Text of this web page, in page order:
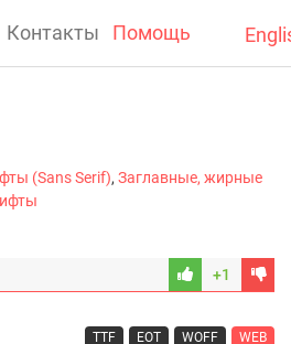
Контакты Помощь
(Sans Serif), Заглавные, жирные
+1
TTF EOT WOFF WEB